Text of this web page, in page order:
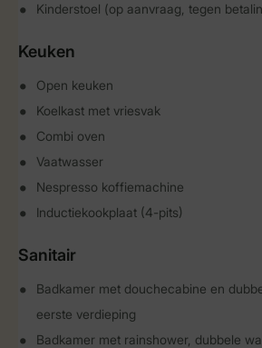
Kinderstoel (op aanvraag, tegen
Keuken
Open keuken
Koelkast met vriesvak
Combi oven
Vaatwasser
Nespresso koffiemachine
Inductiekookplaat (4-pits)
Sanitair
Badkamer met douchecabine en
eerste verdieping
Badkamer met rainshower, dubbele